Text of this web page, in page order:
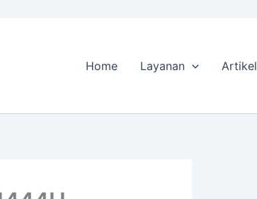
Home Layanan Artikel